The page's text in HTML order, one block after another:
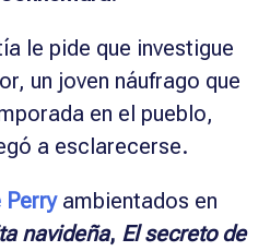
le pide que investigue
un joven náufrago que
en el pueblo,
a esclarecerse.
Perryambientados en
navideña, El secreto de